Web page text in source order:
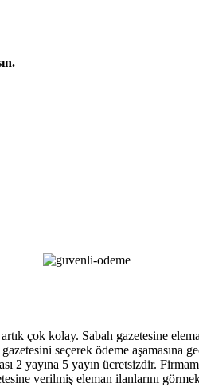
çok kolay. Sabah gazetesine
seçerek ödeme aşamasına
2 yayına 5 yayın ücretsizdir.
verilmiş eleman ilanlarını